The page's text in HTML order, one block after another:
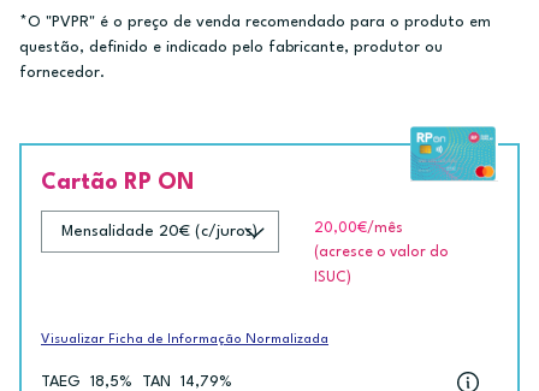
*O "PVPR" é o preço de venda recomendado para o produto em
questão, definido e indicado pelo fabricante, produtor ou
fornecedor.
Cartão RP ON
20,00€/mês
(acresce o valor do
ISUC)
Visualizar Ficha de Informação Normalizada
TAEG 18,5% TAN 14,79%